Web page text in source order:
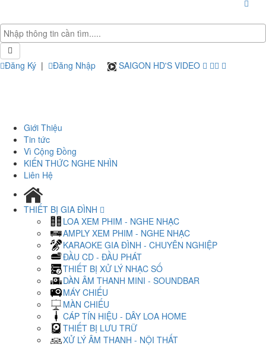
Đăng Ký | Đăng Nhập SAIGON HD'S VIDEO
Giới Thiệu
Tin tức
Vì Cộng Đồng
KIẾN THỨC NGHE NHÌN
Liên Hệ
THIẾT BỊ GIA ĐÌNH
LOA XEM PHIM - NGHE NHẠC
AMPLY XEM PHIM - NGHE NHẠC
KARAOKE GIA ĐÌNH - CHUYÊN NGHIỆP
ĐẦU CD - ĐẦU PHÁT
THIẾT BỊ XỬ LÝ NHẠC SỐ
DÀN ÂM THANH MINI - SOUNDBAR
MÁY CHIẾU
MÀN CHIẾU
CÁP TÍN HIỆU - DÂY LOA HOME
THIẾT BỊ LƯU TRỮ
XỬ LÝ ÂM THANH - NỘI THẤT